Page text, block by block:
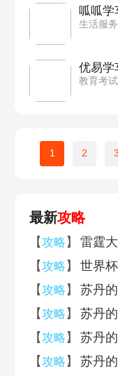
呱呱学
生活服
优易学
教育考
1 2 3
最新攻略
【攻略 】
雷霆
【攻略 】
世界
【攻略 】
苏丹
【攻略 】
苏丹
【攻略 】
苏丹
【攻略 】
苏丹